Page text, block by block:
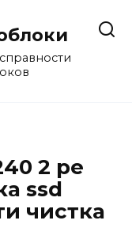
2 pe
ssd
чистка